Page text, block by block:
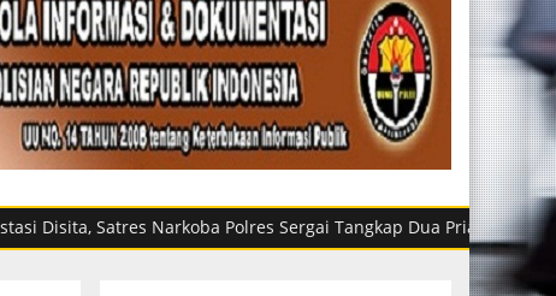
Satres Narkoba Polres Sergai Tangkap Dua Pria di Perbaungan